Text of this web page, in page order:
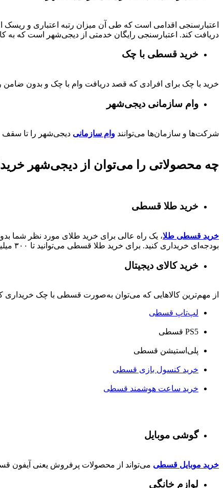
اعتبارسنجی اقدامی است که طی آن میزان رتبه اعتباری و
دریافت کند. اعتبارسنجی رایگان خدمتی از دیجی‌شهر است که به
خرید قسطی با چک
خرید با چک برای افرادی که قصد دریافت وام با چک و بدون ضامن
وام سازمانی دیجی‌شهر
شرکت‌ها و سازمان‌ها می‌توانند وام سازمانی دیجی‌شهر را تا سقف
چه محصولاتی را می‌توان از دیجی‌شهر
خرید طلا قسطی
خرید قسطی طلا، یک راه عالی برای خرید طلای مورد نظر شما
بودجه‌ای خریداری کنید. برای خرید طلا قسطی می‌توانید تا ۳۰۰ میلیون از دیجی‌شهر وام کالا دریافت کنند.
خرید کالای دیجیتال
از مهم‌ترین کالاهایی که می‌توان به‌صورت قسطی با چک خریداری
لپ‌تاپ قسطی
PS5 قسطی
پلی‌استیشن قسطی
خرید کنسول بازی قسطی
خرید ساعت هوشمند قسطی
گوشی موبایل
خرید موبایل قسطی می‌تواند از محصولات پرفروش یعنی آیفون
لوازم خانگی